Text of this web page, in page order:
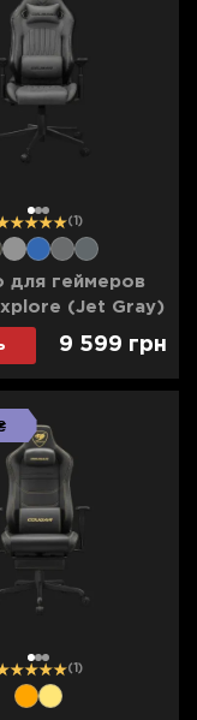
12 3 (1)
для геймеров
(Jet Gray)
F
9 599 грн
12 3 (1)